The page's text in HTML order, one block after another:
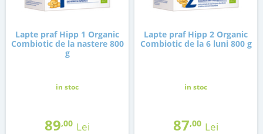
Lapte praf Hipp 1 Organic
Combiotic de la nastere 800
g
in stoc
89,00 Lei
Lapte praf Hipp 2 Organic
Combiotic de la 6 luni 800 g
in stoc
87,00 Lei